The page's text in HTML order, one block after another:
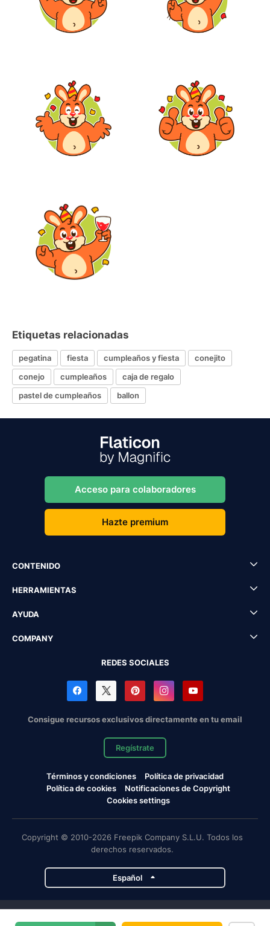
Etiquetas relacionadas
pegatina fiesta cumpleaños y fiesta
conejito
conejo
cumpleaños
caja de regalo
pastel de cumpleaños
ballon
Acceso para colaboradores
Hazte premium
CONTENIDO
HERRAMIENTAS
AYUDA
COMPANY
REDES SOCIALES
Consigue recursos exclusivos directamente en tu email
Regístrate
Términos y condiciones
Política de privacidad
Política de cookies
Notificaciones de Copyright
Cookies settings
Copyright © 2010-2026 Freepik Company S.L.U. Todos los
derechos reservados.
Español